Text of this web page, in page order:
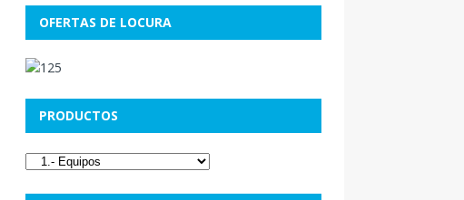
OFERTAS DE LOCURA
PRODUCTOS